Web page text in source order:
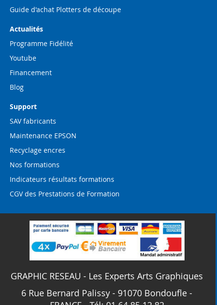
Guide d'achat Plotters de découpe
Actualités
Programme Fidélité
Youtube
Financement
Blog
Support
SAV fabricants
Maintenance EPSON
Recyclage encres
Nos formations
Indicateurs résultats formations
CGV des Prestations de Formation
GRAPHIC RESEAU - Les Experts Arts Graphiques
6 Rue Bernard Palissy - 91070 Bondoufle -